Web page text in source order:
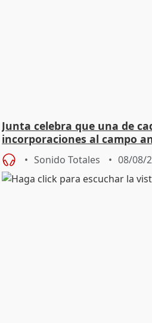
Junta celebra que una de
incorporaciones al campo
jóvenes
Sonido Totales 08/08/